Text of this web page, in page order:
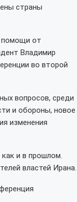
страны
помощи от
Владимир
во второй
вопросов, среди
и обороны, новое
изменения
как и в прошлом.
властей Ирана.